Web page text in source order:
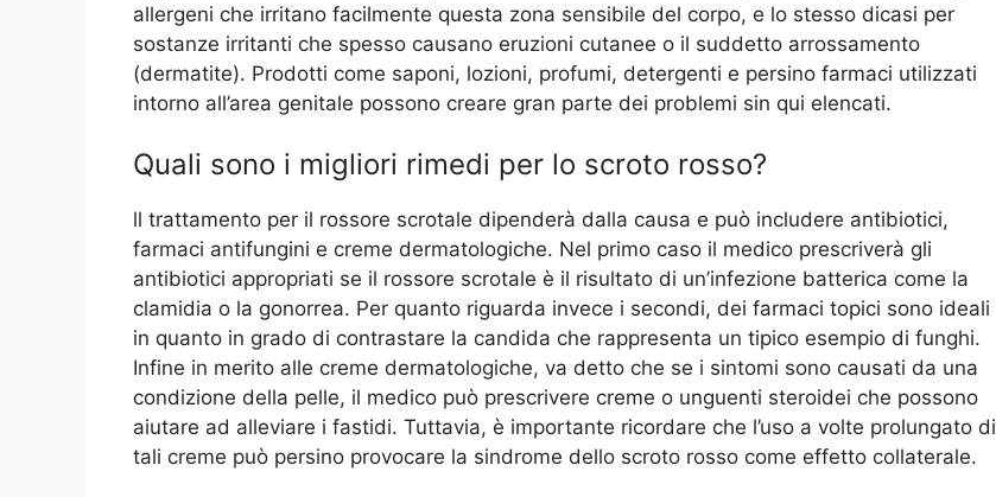
allergeni che irritano facilmente questa zona sensibile del corpo, e lo stesso dicasi per
sostanze irritanti che spesso causano eruzioni cutanee o il suddetto arrossamento
(dermatite). Prodotti come saponi, lozioni, profumi, detergenti e persino farmaci utilizzati
intorno all’area genitale possono creare gran parte dei problemi sin qui elencati.
Quali sono i migliori rimedi per lo scroto rosso?
ll trattamento per il rossore scrotale dipenderà dalla causa e può includere antibiotici,
farmaci antifungini e creme dermatologiche. Nel primo caso il medico prescriverà gli
antibiotici appropriati se il rossore scrotale è il risultato di un’infezione batterica come la
clamidia o la gonorrea. Per quanto riguarda invece i secondi, dei farmaci topici sono ideali
in quanto in grado di contrastare la candida che rappresenta un tipico esempio di funghi.
Infine in merito alle creme dermatologiche, va detto che se i sintomi sono causati da una
condizione della pelle, il medico può prescrivere creme o unguenti steroidei che possono
aiutare ad alleviare i fastidi. Tuttavia, è importante ricordare che l’uso a volte prolungato di
tali creme può persino provocare la sindrome dello scroto rosso come effetto collaterale.